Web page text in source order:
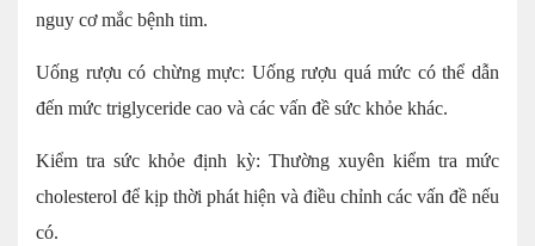
nguy cơ mắc bệnh tim.
Uống rượu có chừng mực: Uống rượu quá mức có thể dẫn
đến mức triglyceride cao và các vấn đề sức khỏe khác.
Kiểm tra sức khỏe định kỳ: Thường xuyên kiểm tra mức
cholesterol để kịp thời phát hiện và điều chỉnh các vấn đề nếu
có.